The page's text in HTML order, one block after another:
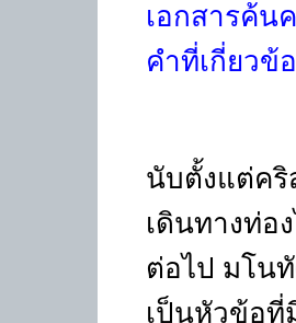
เอกสารค้น
คำที่เกี่ยวข้
นับตั้งแต่คริ
เดินทางท่อ
ต่อไป มโน
เป็นหัวข้อที่